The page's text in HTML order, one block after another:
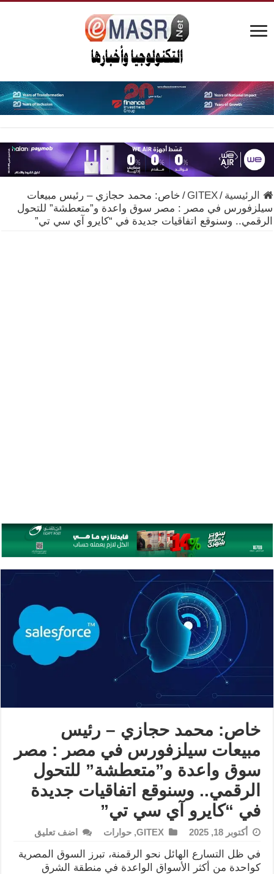
الرئيسية /
GITEX
/ خاص: محمد حجازي – رئيس مبيعات
سيلزفورس في مصر : مصر سوق واعدة و”متعطشة” للتحول
الرقمي.. وسنوقع اتفاقيات جديدة في “كايرو آي سي تي”
خاص: محمد حجازي – رئيس
مبيعات سيلزفورس في مصر : مصر
سوق واعدة و”متعطشة” للتحول
الرقمي.. وسنوقع اتفاقيات جديدة
في “كايرو آي سي تي”
أكتوبر 18, 2025 GITEX
, حوارات اضف تعليق
في ظل التسارع الهائل نحو الرقمنة، تبرز السوق المصرية
كواحدة من أكثر الأسواق الواعدة في منطقة الشرق